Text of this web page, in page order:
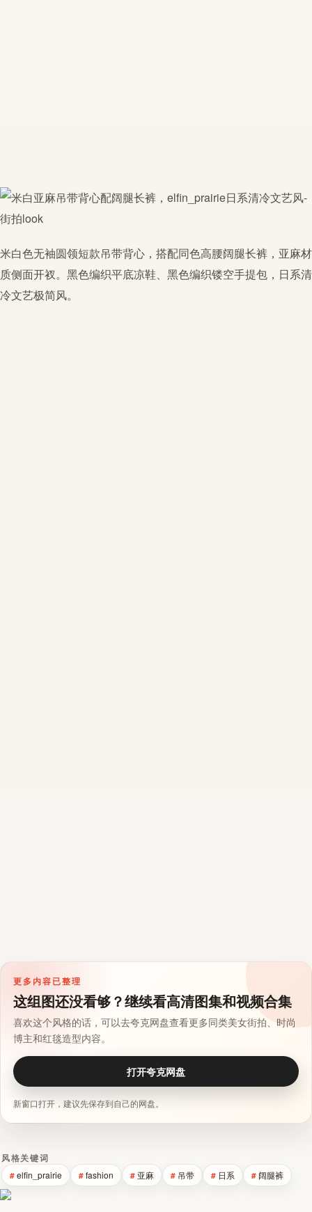
米白色无袖圆领短款吊带背心，搭配同色高腰阔腿长裤， 亚麻材
质侧面开衩。黑色编织平底凉鞋、黑色编织镂空手提包， 日系清
冷文艺极简风。
更多内容已整理
这组图还没看够？继续看高清图集和视频合集
喜欢这个风格的话，可以去夸克网盘查看更多同类美女街拍、时尚
博主和红毯造型内容。
打开夸克网盘
新窗口打开，建议先保存到自己的网盘。
风格关键词
elfin_prairie fashion 亚麻 吊带 日系 阔腿裤